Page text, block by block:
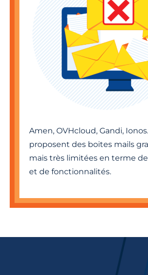
Amen, OVHcloud, Gandi,
proposent des boites mails
mais très limitées en terme
et de fonctionnalités.